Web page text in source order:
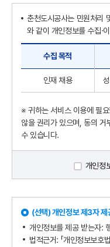
춘천도시공사는 민원처리
와 같이 개인정보를 수집·
수집 목적
인재 채용
※ 귀하는 서비스 이용에 필
않을 권리가 있으며, 동의 거
수 있습니다.
개인정
(선택) 개인정보 제3자 제
개인정보를 제공 받는자:
법적근거: 「개인정보보호